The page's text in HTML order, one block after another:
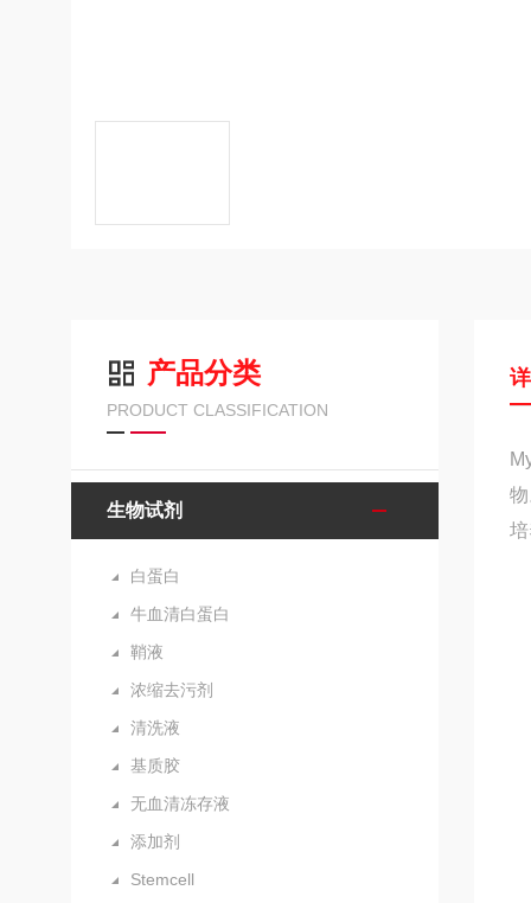
产品分类
PRODUCT CLASSIFICATION
生物试剂
白蛋白
牛血清白蛋白
鞘液
浓缩去污剂
清洗液
基质胶
无血清冻存液
添加剂
Stemcell